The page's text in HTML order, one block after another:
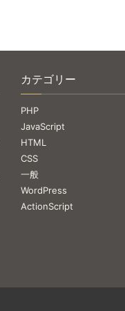
カテゴリー
PHP
JavaScript
HTML
CSS
一般
WordPress
ActionScript